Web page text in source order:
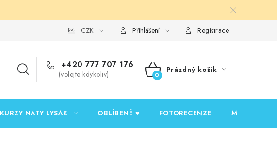
Podmínky ochrany osobních údajů Ověřování recenzí
CZK Přihlášení Registrace
+420 777 707 176
(volejte kdykoliv)
NÁKUPNÍ
Prázdný košík
KURZY NATY LYSAK OBLÍBENÉ ♥️ FOTORECENZE MOJE